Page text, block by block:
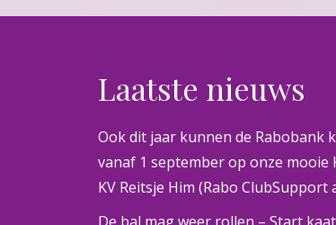
Laatste nieuws
Ook dit jaar kunnen de Rabobank
vanaf 1 september op onze mooie
KV Reitsje Him (Rabo ClubSupport